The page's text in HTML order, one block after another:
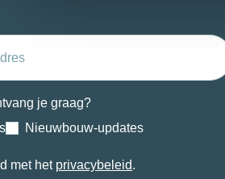
je graag?
Nieuwbouw-updates
met het privacybeleid.